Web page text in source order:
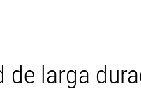
de larga